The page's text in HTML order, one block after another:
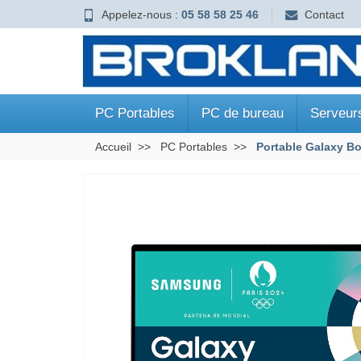
Appelez-nous : 05 58 58 25 46 Contact
PC Portables PC de bureau
Accueil PC Portables Portable Galaxy